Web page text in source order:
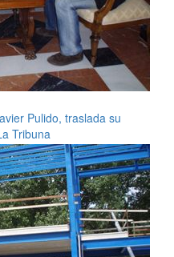
Pulido, traslada su
Tribuna